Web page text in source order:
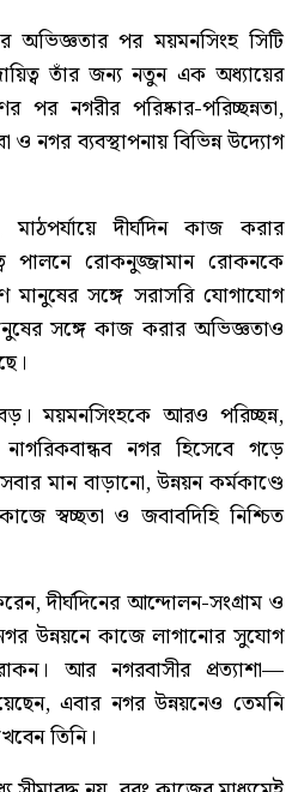
অভিজ্ঞতার পর ময়মনসিংহ সিটি
তাঁর জন্য নতুন এক অধ্যায়ের
পর নগরীর পরিষ্কার-পরিচ্ছন্নতা,
ও নগর ব্যবস্থাপনায় বিভিন্ন উদ্যোগ
দীর্ঘদিন কাজ করার
পালনে রোকনুজ্জামান রোকনকে
মানুষের সঙ্গে সরাসরি যোগাযোগ
সঙ্গে কাজ করার অভিজ্ঞতাও
ময়মনসিংহকে আরও পরিচ্ছন্ন,
নগর হিসেবে গড়ে
মান বাড়ানো, উন্নয়ন কর্মকাণ্ডে
স্বচ্ছতা ও জবাবদিহি নিশ্চিত
দীর্ঘদিনের আন্দোলন-সংগ্রাম ও
উন্নয়নে কাজে লাগানোর সুযোগ
আর নগরবাসীর প্রত্যাশা—
এবার নগর উন্নয়নেও তেমনি
তিনি।